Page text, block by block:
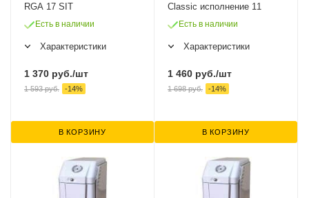
RGA 17 SIT
Есть в наличии
Характеристики
1 370 руб./шт
1 593руб. -14%
В КОРЗИНУ
Classic исполнение 11
Есть в наличии
Характеристики
1 460 руб./шт
1 698руб. -14%
В КОРЗИНУ